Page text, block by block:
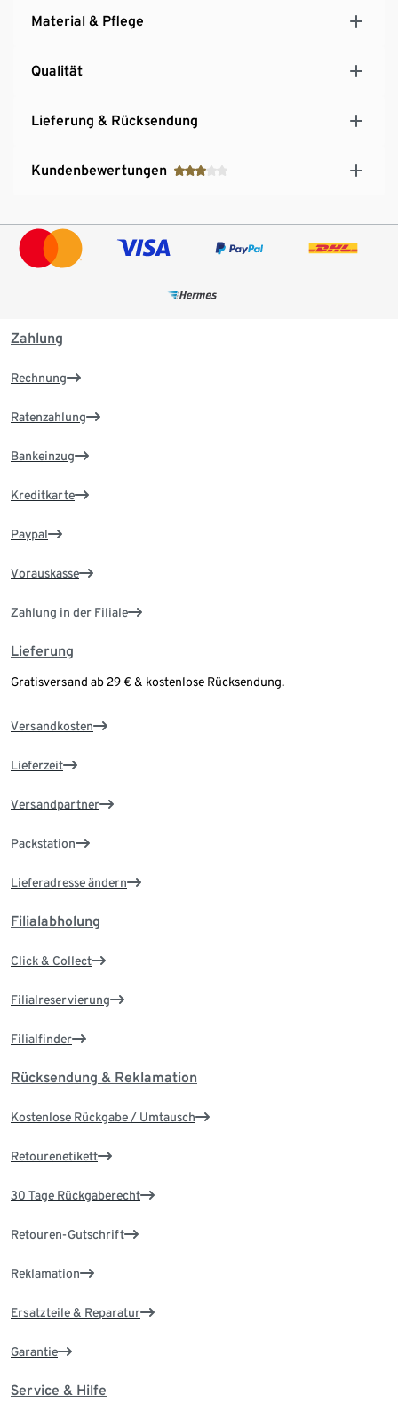
Jacke
Material & Pflege
Qualität
Lieferung & Rücksendung
Kundenbewertungen
Zahlung
Rechnung
Ratenzahlung
Bankeinzug
Kreditkarte
Paypal
Vorauskasse
Zahlung in der Filiale
Lieferung
Gratisversand ab 29 € & kostenlose Rücksendung.
Versandkosten
Lieferzeit
Versandpartner
Packstation
Lieferadresse ändern
Filialabholung
Click & Collect
Filialreservierung
Filialfinder
Rücksendung & Reklamation
Kostenlose Rückgabe / Umtausch
Retourenetikett
30 Tage Rückgaberecht
Retouren-Gutschrift
Reklamation
Ersatzteile & Reparatur
Garantie
Service & Hilfe